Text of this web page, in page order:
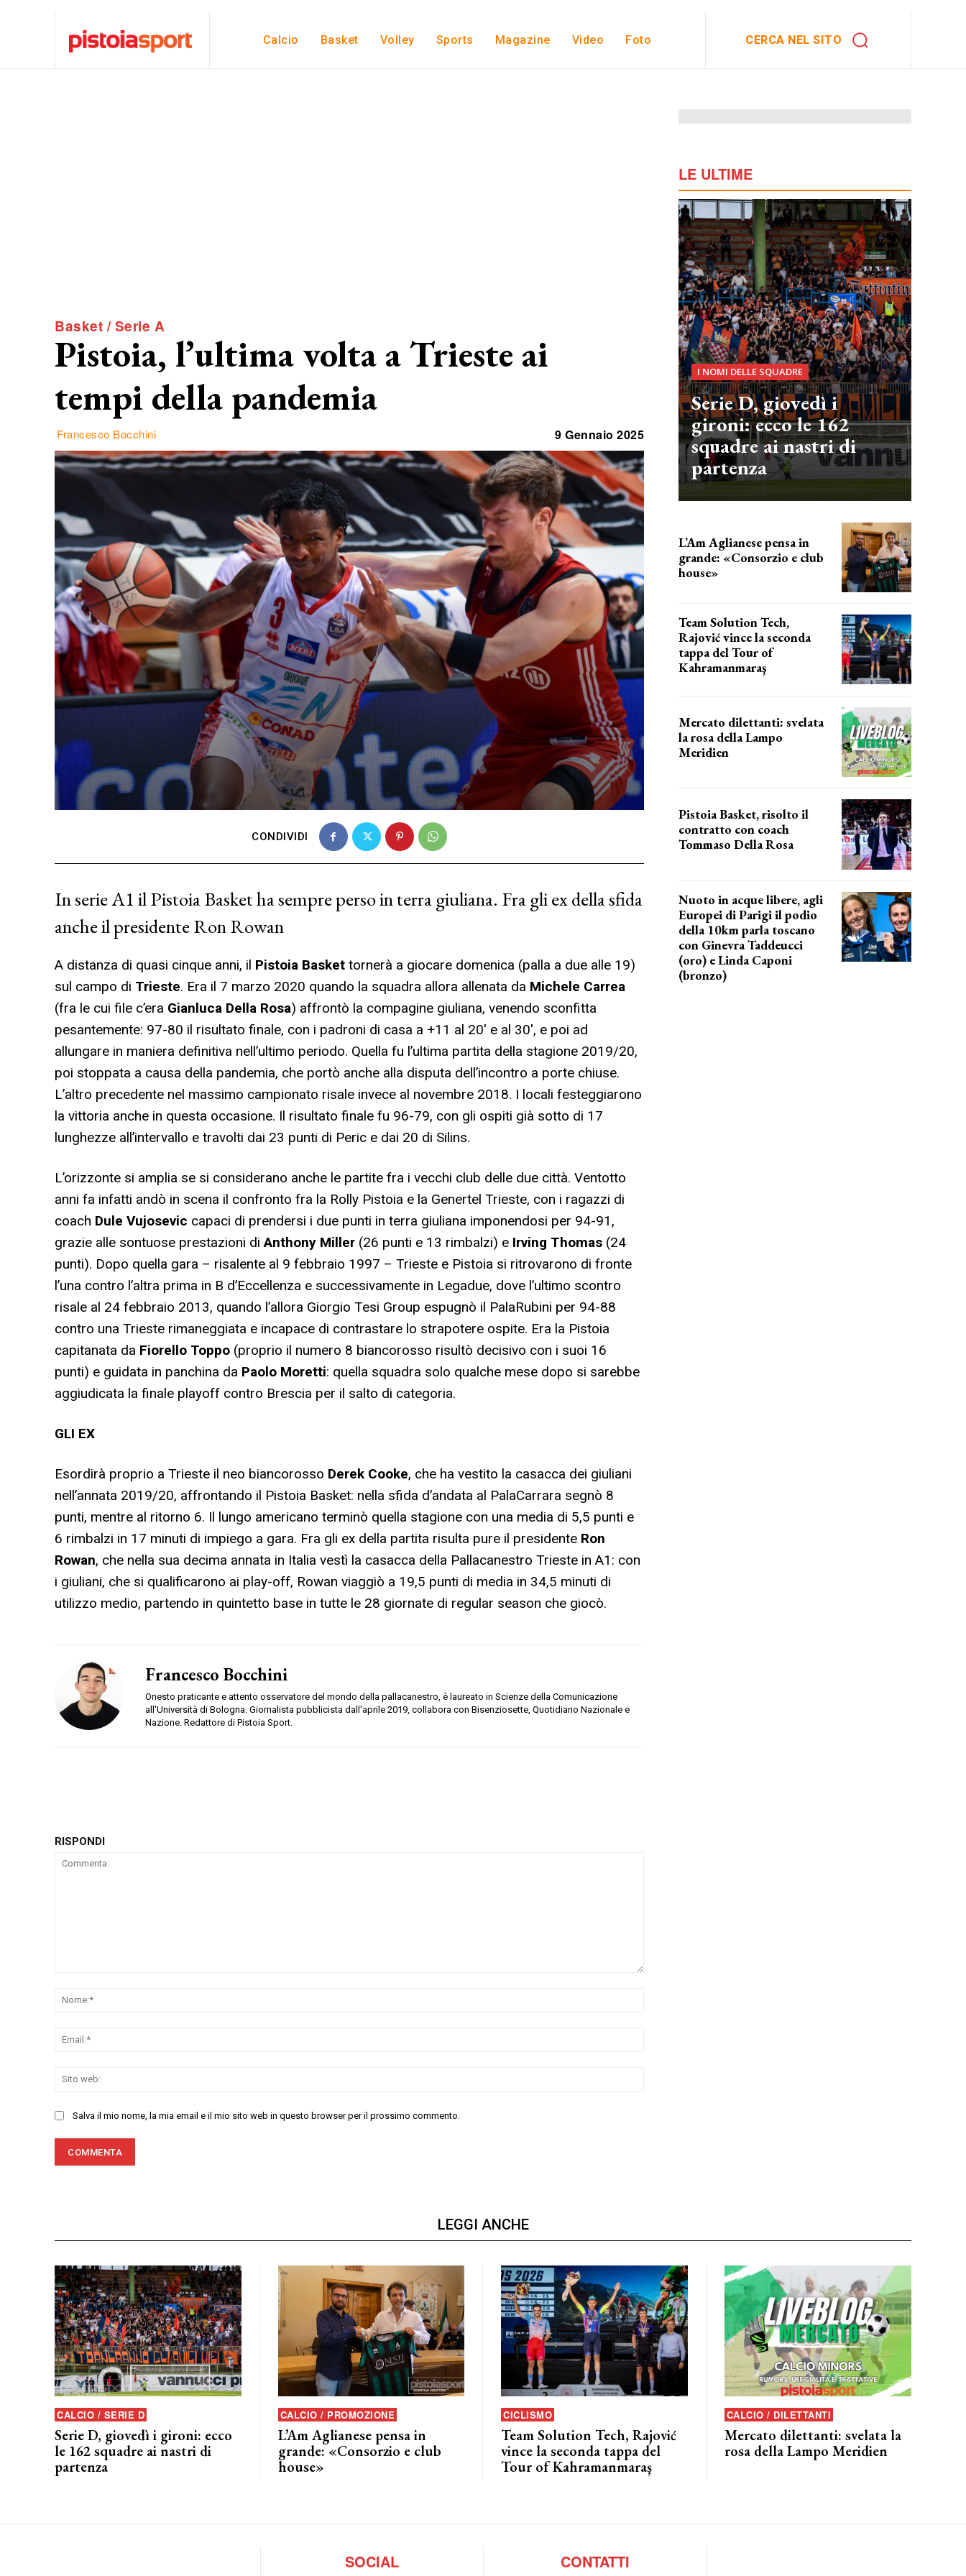
Calcio Basket Volley Sports Magazine Video Foto CERCA NEL SITO
Basket / Serie A
Pistoia, l’ultima volta a Trieste ai
tempi della pandemia
Francesco Bocchini 9 Gennaio 2025
CONDIVIDI
In serie A1 il Pistoia Basket ha sempre perso in terra giuliana. Fra gli ex della sfida
anche il presidente Ron Rowan
A distanza di quasi cinque anni, il Pistoia Basket tornerà a giocare domenica (palla a due alle 19)
sul campo di Trieste. Era il 7 marzo 2020 quando la squadra allora allenata da Michele Carrea
(fra le cui file c’era Gianluca Della Rosa) affrontò la compagine giuliana, venendo sconfitta
pesantemente: 97-80 il risultato finale, con i padroni di casa a +11 al 20′ e al 30′, e poi ad
allungare in maniera definitiva nell’ultimo periodo. Quella fu l’ultima partita della stagione 2019/20,
poi stoppata a causa della pandemia, che portò anche alla disputa dell’incontro a porte chiuse.
L’altro precedente nel massimo campionato risale invece al novembre 2018. I locali festeggiarono
la vittoria anche in questa occasione. Il risultato finale fu 96-79, con gli ospiti già sotto di 17
lunghezze all’intervallo e travolti dai 23 punti di Peric e dai 20 di Silins.
L’orizzonte si amplia se si considerano anche le partite fra i vecchi club delle due città. Ventotto
anni fa infatti andò in scena il confronto fra la Rolly Pistoia e la Genertel Trieste, con i ragazzi di
coach Dule Vujosevic capaci di prendersi i due punti in terra giuliana imponendosi per 94-91,
grazie alle sontuose prestazioni diAnthony Miller (26 punti e 13 rimbalzi) e Irving Thomas (24
punti). Dopo quella gara – risalente al 9 febbraio 1997 – Trieste e Pistoia si ritrovarono di fronte
l’una contro l’altra prima in B d’Eccellenza e successivamente in Legadue, dove l’ultimo scontro
risale al 24 febbraio 2013, quando l’allora Giorgio Tesi Group espugnò il PalaRubini per 94-88
contro una Trieste rimaneggiata e incapace di contrastare lo strapotere ospite. Era la Pistoia
capitanata da Fiorello Toppo (proprio il numero 8 biancorosso risultò decisivo con i suoi 16
punti) e guidata in panchina da Paolo Moretti: quella squadra solo qualche mese dopo si sarebbe
aggiudicata la finale playoff contro Brescia per il salto di categoria.
GLI EX
Esordirà proprio a Trieste il neo biancorosso Derek Cooke, che ha vestito la casacca dei giuliani
nell’annata 2019/20, affrontando il Pistoia Basket: nella sfida d’andata al PalaCarrara segnò 8
punti, mentre al ritorno 6. Il lungo americano terminò quella stagione con una media di 5,5 punti e
6 rimbalzi in 17 minuti di impiego a gara. Fra gli ex della partita risulta pure il presidente Ron
Rowan, che nella sua decima annata in Italia vestì la casacca della Pallacanestro Trieste in A1: con
i giuliani, che si qualificarono ai play-off, Rowan viaggiò a 19,5 punti di media in 34,5 minuti di
utilizzo medio, partendo in quintetto base in tutte le 28 giornate di regular season che giocò.
Francesco Bocchini
Onesto praticante e attento osservatore del mondo della pallacanestro, è laureato in Scienze della Comunicazione
all'Università di Bologna. Giornalista pubblicista dall'aprile 2019, collabora con Bisenziosette, Quotidiano Nazionale e
Nazione. Redattore di Pistoia Sport.
RISPONDI
Salva il mio nome, la mia email e il mio sito web in questo browser per il prossimo commento.
LE ULTIME
I NOMI DELLE SQUADRE
Serie D, giovedì i
gironi: ecco le 162
squadre ai nastri di
partenza
L’Am Aglianese pensa in
grande: «Consorzio e club
house»
Team Solution Tech,
Rajović vince la seconda
tappa del Tour of
Kahramanmaraş
Mercato dilettanti: svelata
la rosa della Lampo
Meridien
Pistoia Basket, risolto il
contratto con coach
Tommaso Della Rosa
Nuoto in acque libere, agli
Europei di Parigi il podio
della 10km parla toscano
con Ginevra Taddeucci
(oro) e Linda Caponi
(bronzo)
LEGGI ANCHE
CALCIO / SERIE D
Serie D, giovedì i gironi: ecco
le 162 squadre ai nastri di
partenza
CALCIO / PROMOZIONE
L’Am Aglianese pensa in
grande: «Consorzio e club
house»
CICLISMO
Team Solution Tech, Rajović
vince la seconda tappa del
Tour of Kahramanmaraş
CALCIO / DILETTANTI
Mercato dilettanti: svelata la
rosa della Lampo Meridien
SOCIAL CONTATTI